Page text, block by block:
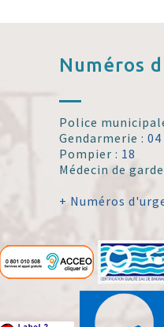
Numéros
Police
Gendarmerie :04
Pompier : 18
Médecin de
+ Numéros